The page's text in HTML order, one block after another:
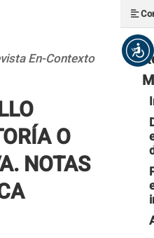
En-Contexto
O
NOTAS